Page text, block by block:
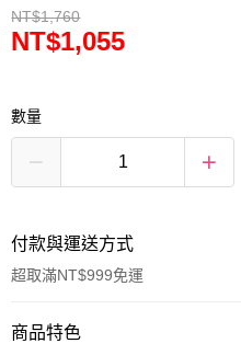
NT$1,760
NT$1,055
數量
付款與運送方式
超取滿NT$999免運
付款方式
商品特色